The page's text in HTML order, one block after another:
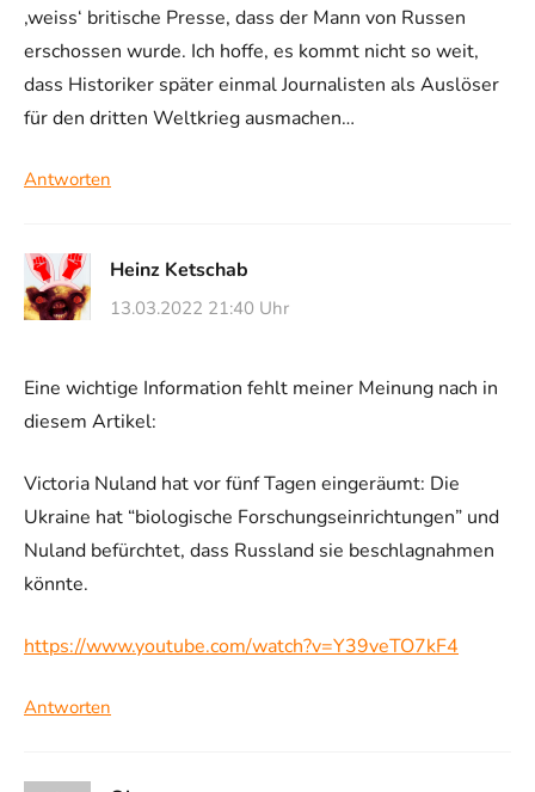
‚weiss‘ britische Presse, dass der Mann von Russen
erschossen wurde. Ich hoffe, es kommt nicht so weit,
dass Historiker später einmal Journalisten als Auslöser
für den dritten Weltkrieg ausmachen…
Antworten
Heinz Ketschab
13.03.2022 21:40 Uhr
Eine wichtige Information fehlt meiner Meinung nach in
diesem Artikel:
Victoria Nuland hat vor fünf Tagen eingeräumt: Die
Ukraine hat “biologische Forschungseinrichtungen” und
Nuland befürchtet, dass Russland sie beschlagnahmen
könnte.
https://www.youtube.com/watch?v=Y39veTO7kF4
Antworten